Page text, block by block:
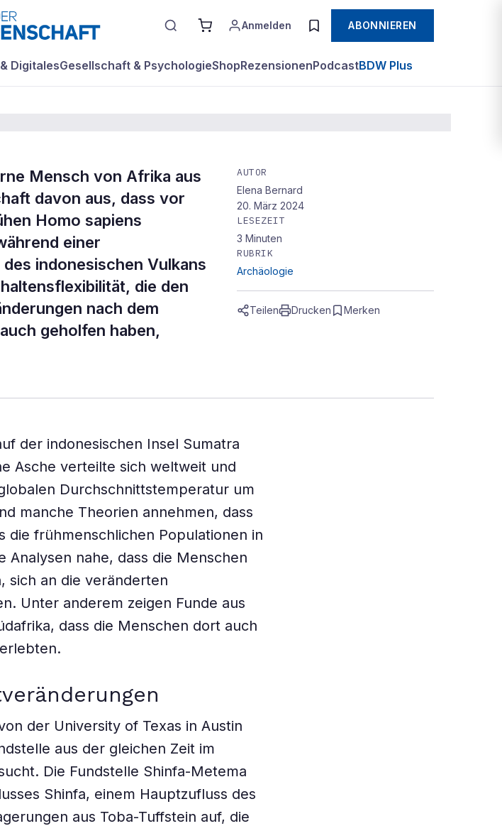
Anmelden ABONNIEREN
DigitalesGesellschaft & PsychologieShopRezensionenPodcastBDW Plus
Mensch von Afrika aus
davon aus, dass vor
Homo sapiens
einer
indonesischen Vulkans
die den
nach dem
geholfen haben,
AUTOR
Elena Bernard
20. März 2024
LESEZEIT
3 Minuten
RUBRIK
Archäologie
Teilen Drucken Merken
der indonesischen Insel Sumatra
Asche verteilte sich weltweit und
Durchschnittstemperatur um
manche Theorien annehmen, dass
die frühmenschlichen Populationen in
Analysen nahe, dass die Menschen
sich an die veränderten
Unter anderem zeigen Funde aus
dass die Menschen dort auch
der University of Texas in Austin
aus der gleichen Zeit im
Die Fundstelle Shinfa-Metema
Shinfa, einem Hauptzufluss des
aus Toba-Tuffstein auf, die